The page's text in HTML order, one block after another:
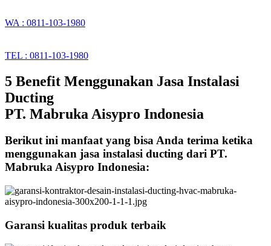
WA : 0811-103-1980
TEL : 0811-103-1980
5 Benefit Menggunakan Jasa Instalasi
Ducting
PT. Mabruka Aisypro Indonesia
Berikut ini manfaat yang bisa Anda terima ketika
menggunakan jasa instalasi ducting dari PT.
Mabruka Aisypro Indonesia:
Garansi kualitas produk terbaik